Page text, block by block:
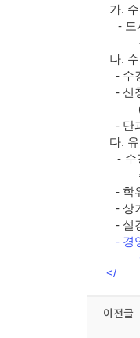
가.
- 도
나.
- 수
- 신
- 단
다.
- 수
- 학
- 상
- 설
- 경
</
이전글